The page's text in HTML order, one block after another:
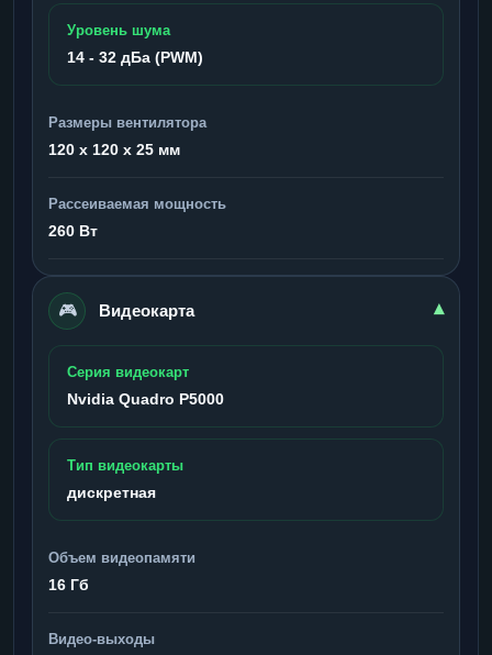
Уровень шума
14 - 32 дБа (PWM)
Размеры вентилятора
120 x 120 x 25 мм
Рассеиваемая мощность
260 Вт
🎮 Видеокарта ▾
Серия видеокарт
Nvidia Quadro P5000
Тип видеокарты
дискретная
Объем видеопамяти
16 Гб
Видео-выходы